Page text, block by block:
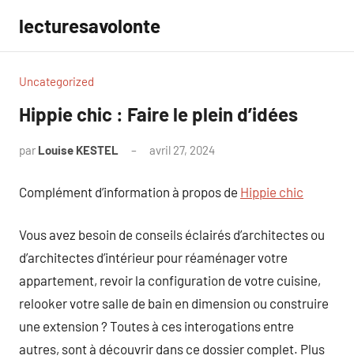
contenu
lecturesavolonte
Uncategorized
Hippie chic : Faire le plein d’idées
par Louise KESTEL avril 27, 2024
Complément d’information à propos de Hippie chic
Vous avez besoin de conseils éclairés d’architectes ou
d’architectes d’intérieur pour réaménager votre
appartement, revoir la configuration de votre cuisine,
relooker votre salle de bain en dimension ou construire
une extension ? Toutes à ces interogations entre
autres, sont à découvrir dans ce dossier complet. Plus